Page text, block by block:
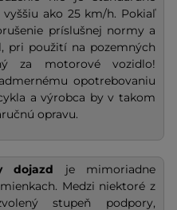
ako 25 km/h. Pokiaľ
príslušnej normy a
pri použití na pozemných
za motorové vozidlo!
opotrebovaniu
a výrobca by v takom
opravu.
dojazd je mimoriadne
Medzi niektoré z
stupeň podpory,